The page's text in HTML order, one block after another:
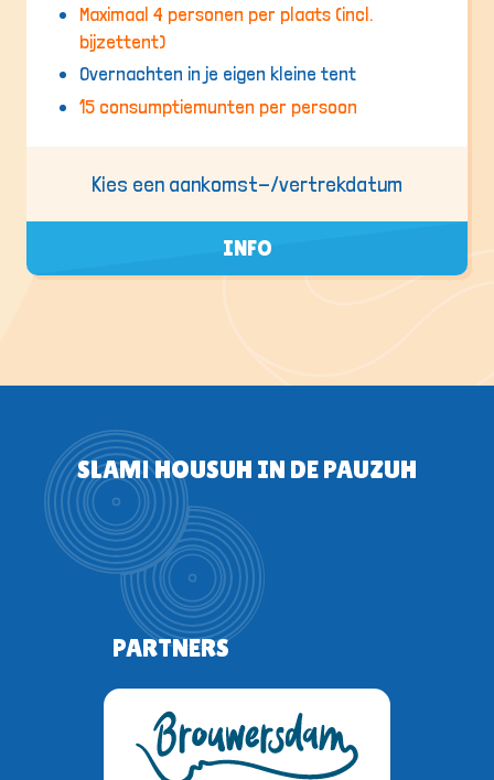
Maximaal 4 personen per plaats (incl.
bijzettent)
Overnachten in je eigen kleine tent
15 consumptiemunten per persoon
Kies een aankomst-/vertrekdatum
INFO
SLAM! HOUSUH IN DE PAUZUH
PARTNERS